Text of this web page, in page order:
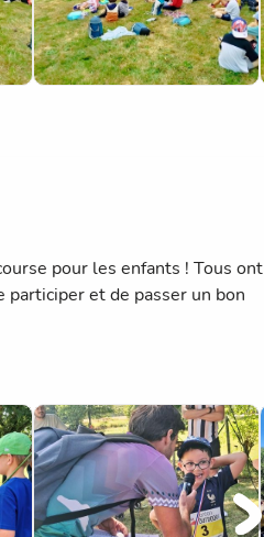
Patern et Marie-Antoinette,
pour les enfants ! Tous ont
et de passer un bon